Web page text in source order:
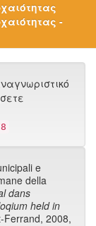
-
e
della
dans
held in
Ferrand, 2008,